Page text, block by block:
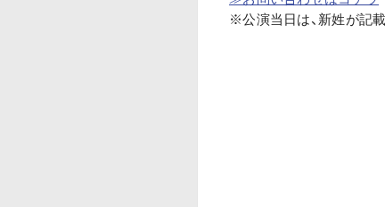
※公演当日は、新姓が記